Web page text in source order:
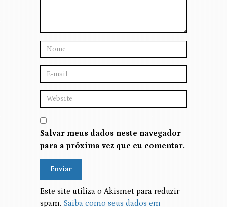
Salvar meus dados neste navegador
para a próxima vez que eu comentar.
Alternative:
Este site utiliza o Akismet para reduzir
spam. Saiba como seus dados em